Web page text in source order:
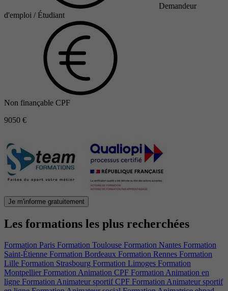
Demandeur
d'emploi / Étudiant
Non finançable CPF
9050 €
Je m'informe gratuitement
Les formations les plus recherchées
Formation Paris Formation Toulouse Formation Nantes Formation
Saint-Étienne Formation Bordeaux Formation Rennes Formation
Lille Formation Strasbourg Formation Limoges Formation
Montpellier Formation Animation CPF Formation Animation en
ligne Formation Animateur sportif CPF Formation Animateur sportif